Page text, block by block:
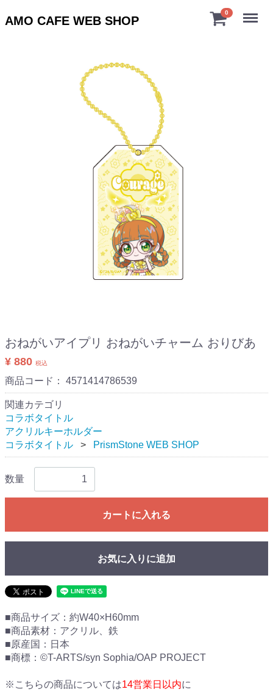
AMO CAFE WEB SHOP
0 Menu
おねがいアイプリ おねがいチャーム おりびあ
¥ 880 税込
商品コード： 4571414786539
関連カテゴリ
コラボタイトル
アクリルキーホルダー
コラボタイトル
PrismStone WEB SHOP
数量
カートに入れる
お気に入りに追加
■商品サイズ：約W40×H60mm
■商品素材：アクリル、鉄
■原産国：日本
■商標：©T-ARTS/syn Sophia/OAP PROJECT
※こちらの商品については14営業日以内に